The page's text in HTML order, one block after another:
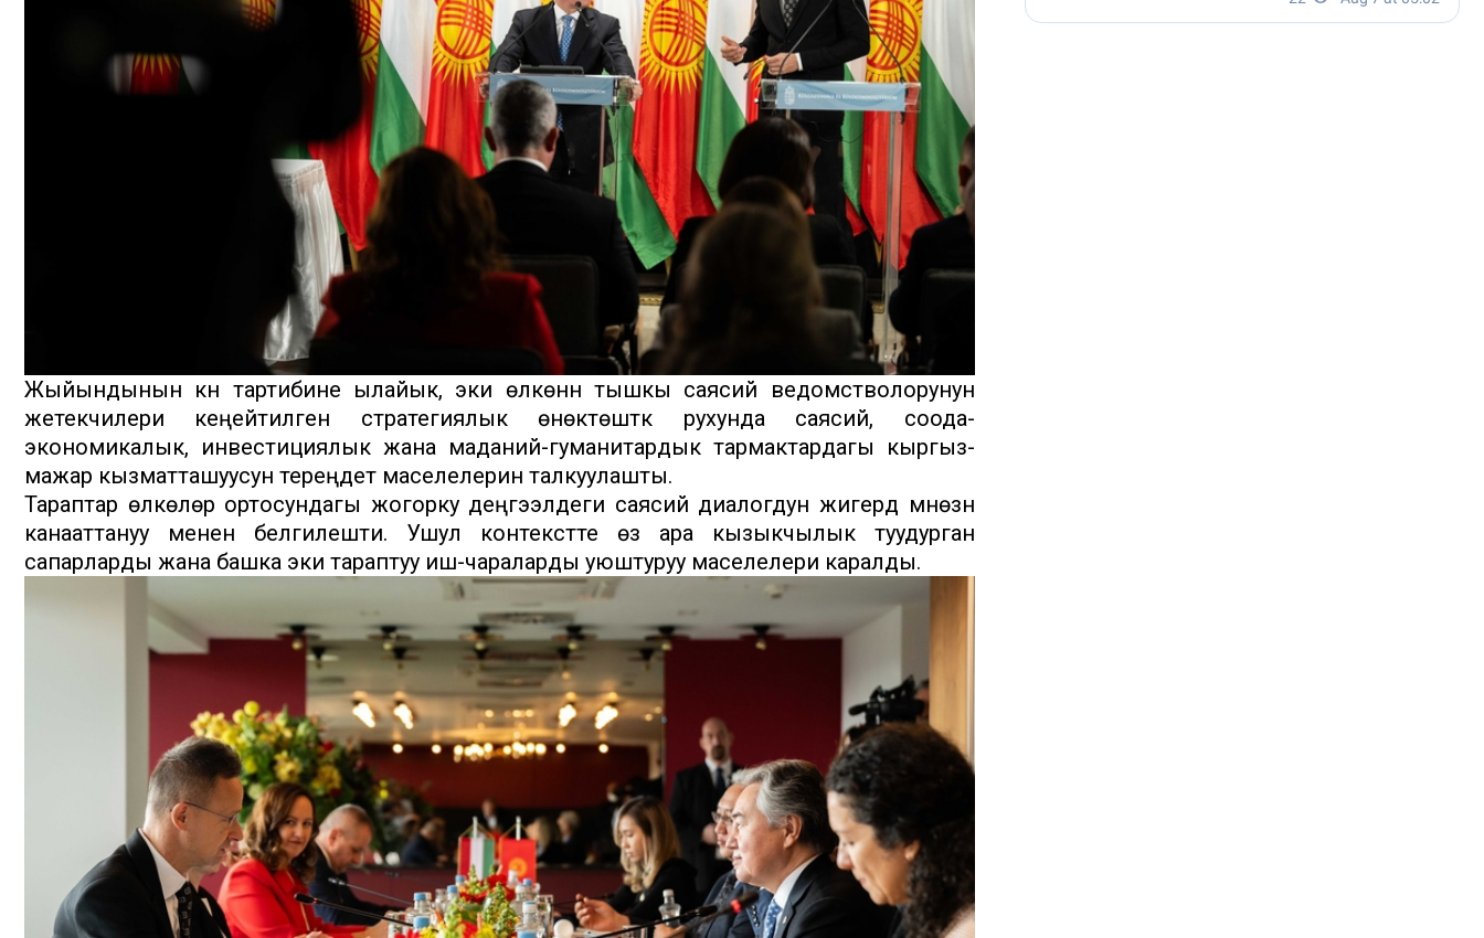
Жыйындынын күн тартибине ылайык, эки өлкөнүн тышкы саясий ведомстволорунун
жетекчилери кеңейтилген стратегиялык өнөктөштүк рухунда саясий, соода-
экономикалык, инвестициялык жана маданий-гуманитардык тармактардагы кыргыз-
мажар кызматташуусун тереңдетүү маселелерин талкуулашты.
Тараптар өлкөлөр ортосундагы жогорку деңгээлдеги саясий диалогдун жигердүү мүнөзүн
канааттануу менен белгилешти. Ушул контекстте өз ара кызыкчылык туудурган
сапарларды жана башка эки тараптуу иш-чараларды уюштуруу маселелери каралды.